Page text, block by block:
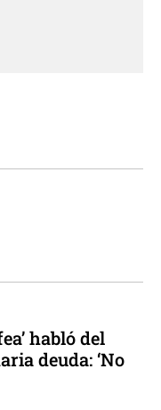
habló del
deuda: ‘No